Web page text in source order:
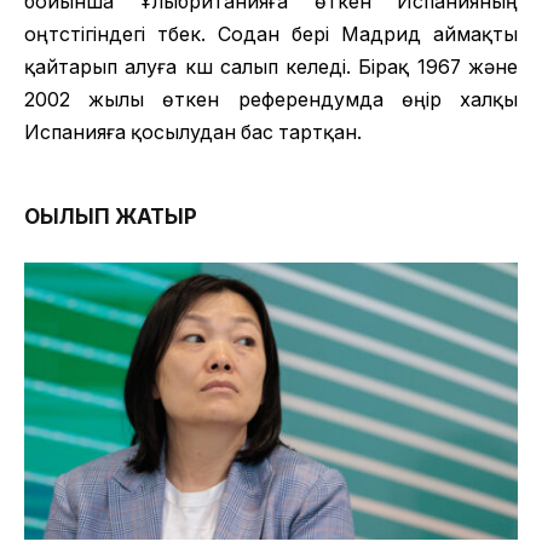
оңтүстігіндегі түбек. Содан бері Мадрид аймақты
қайтарып алуға күш салып келеді. Бірақ 1967 және
2002 жылы өткен референдумда өңір халқы
Испанияға қосылудан бас тартқан.
ОҚЫЛЫП ЖАТЫР